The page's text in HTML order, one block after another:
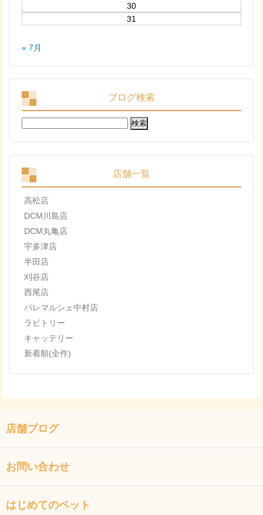
30
31
« 7月
ブログ検索
検
索:
店舗一覧
高松店
DCM川島店
DCM丸亀店
宇多津店
半田店
刈谷店
西尾店
パレマルシェ中村店
ラビトリー
キャッテリー
新着順(全件)
店舗ブログ
お問い合わせ
はじめてのペット